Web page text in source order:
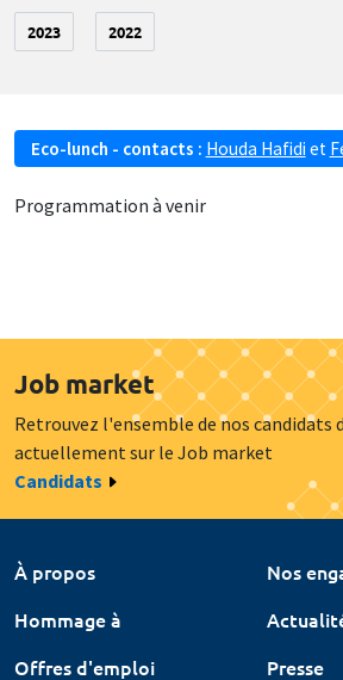
2023 2022
Eco-lunch - contacts : Houda Hafidi et
Programmation à venir
Job market
Retrouvez l'ensemble de nos candidats
actuellement sur le Job market
Candidats
À propos
Nos
Hommage à
Offres d'emploi
Presse